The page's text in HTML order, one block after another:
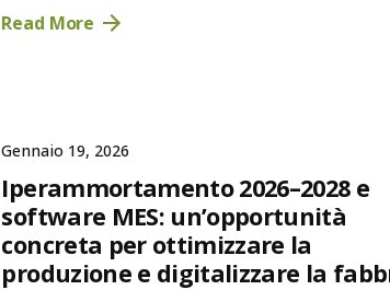
Read More
Gennaio 19, 2026
Iperammortamento 2026–2028 e
software MES: un’opportunità
concreta per ottimizzare la
produzione e digitalizzare la